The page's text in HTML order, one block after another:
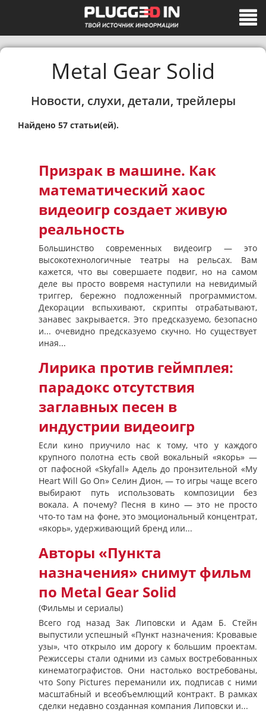
Metal Gear Solid
Новости, слухи, детали, трейлеры
Найдено 57 статьи(ей).
Призрак в машине. Как
математический хаос
видеоигр создает живую
реальность
Большинство современных видеоигр — это
высокотехнологичные театры на рельсах. Вам
кажется, что вы совершаете подвиг, но на самом
деле вы просто вовремя наступили на невидимый
триггер, бережно подложенный программистом.
Декорации вспыхивают, скрипты отрабатывают,
занавес закрывается. Это предсказуемо, безопасно
и... очевидно предсказуемо скучно. Но существует
иная...
Лирика против геймплея:
парадокс отсутствия
заглавных песен в
индустрии видеоигр
Если кино приучило нас к тому, что у каждого
крупного полотна есть свой вокальный «якорь» —
от пафосной «Skyfall» Адель до пронзительной «My
Heart Will Go On» Селин Дион, — то игры чаще всего
выбирают путь использовать композиции без
вокала. А почему? Песня в кино — это не просто
что-то там на фоне, это эмоциональный концентрат,
«якорь», удерживающий бренд или...
Авторы «Пункта
назначения» снимут фильм
по Metal Gear Solid
(Фильмы и сериалы)
Всего год назад Зак Липовски и Адам Б. Стейн
выпустили успешный «Пункт назначения: Кровавые
узы», что открыло им дорогу к большим проектам.
Режиссеры стали одними из самых востребованных
кинематографистов. Они настолько востребованы,
что Sony Pictures переманили их, подписав с ними
масштабный и всеобъемлющий контракт. В рамках
сделки недавно созданная компания Липовски и...